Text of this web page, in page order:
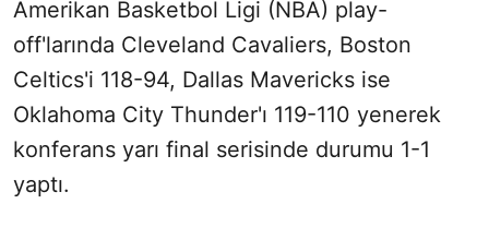
Amerikan Basketbol Ligi (NBA) play-
off'larında Cleveland Cavaliers, Boston
Celtics'i 118-94, Dallas Mavericks ise
Oklahoma City Thunder'ı 119-110 yenerek
konferans yarı final serisinde durumu 1-1
yaptı.